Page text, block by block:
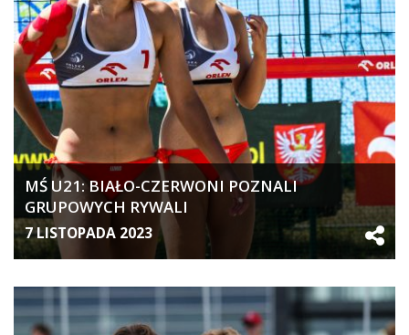
MŚ U21: BIAŁO-CZERWONI POZNALI
GRUPOWYCH RYWALI
7 LISTOPADA 2023